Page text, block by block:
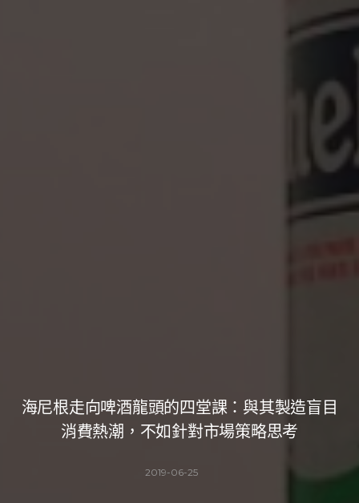
海尼根走向啤酒龍頭的四堂課：與其製造盲目
消費熱潮，不如針對市場策略思考
2019-06-25